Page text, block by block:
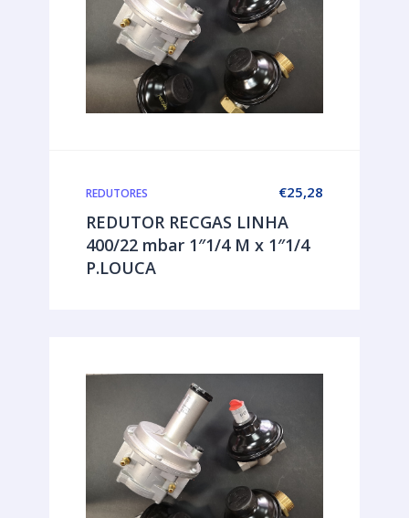
€25,28
REDUTORES
REDUTOR RECGAS LINHA
400/22 mbar 1″1/4 M x 1″1/4
P.LOUCA